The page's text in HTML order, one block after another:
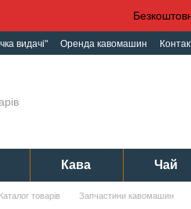
видачі" Оренда кавомашин
Кава Чай
Каталог товарів Запчастини кавомашин